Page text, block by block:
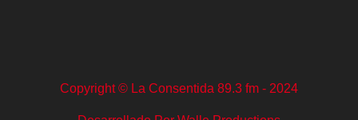
Copyright © La Consentida 89.3 fm - 2024